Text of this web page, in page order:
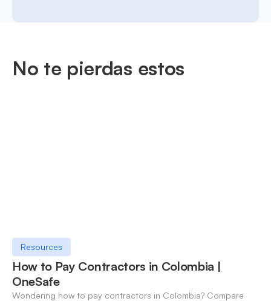
No te pierdas estos
Resources
How to Pay Contractors in Colombia |
OneSafe
Wondering how to pay contractors in Colombia? Compare